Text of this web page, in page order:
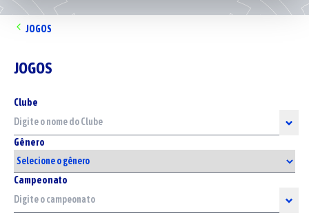
JOGOS
JOGOS
Clube
Gênero
Campeonato